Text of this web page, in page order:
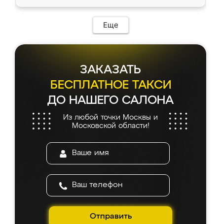
Еще
ЗАКАЗАТЬ
БЕСПЛАТНОЕ ТАКСИ
ДО НАШЕГО САЛОНА
Из любой точки Москвы и
Московской области!
Отправить